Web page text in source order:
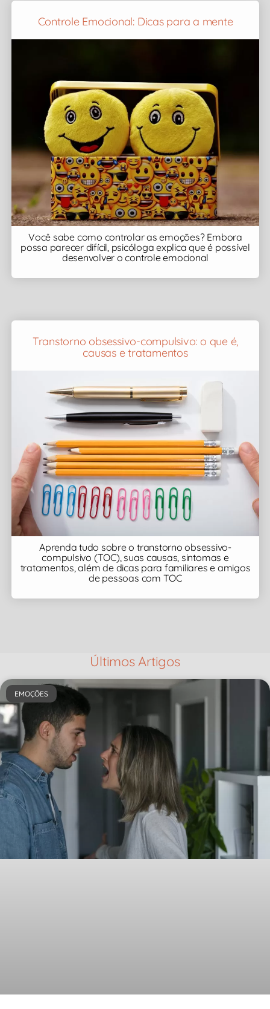
Controle Emocional: Dicas para a mente
Você sabe como controlar as emoções? Embora
possa parecer difícil, psicóloga explica que é possível
desenvolver o controle emocional
Transtorno obsessivo-compulsivo: o que é,
causas e tratamentos
Aprenda tudo sobre o transtorno obsessivo-
compulsivo (TOC), suas causas, sintomas e
tratamentos, além de dicas para familiares e amigos
de pessoas com TOC
Últimos Artigos
EMOÇÕES